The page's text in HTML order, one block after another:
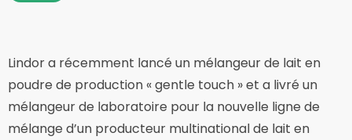
Lindor a récemment lancé un mélangeur de lait en
poudre de production « gentle touch » et a livré un
mélangeur de laboratoire pour la nouvelle ligne de
mélange d’un producteur multinational de lait en